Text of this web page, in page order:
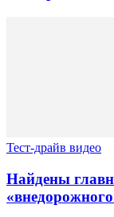
Тест-драйв видео
Найдены